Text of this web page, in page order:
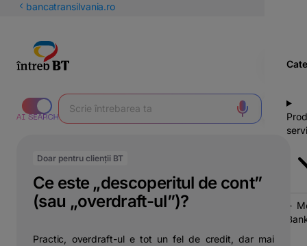
latineștibancatransilvania.ro
Doar pentru clienții BT
Ce este „descoperitul de cont”
(sau „overdraft-ul”)?
Practic, overdraft-ul e tot un fel de credit, dar mai